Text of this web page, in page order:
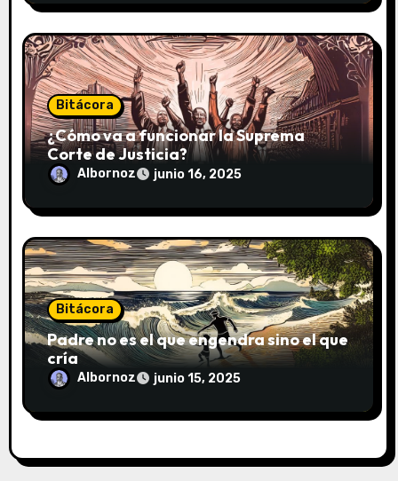
Bitácora
¿Cómo va a funcionar la Suprema
Corte de Justicia?
Albornoz junio 16, 2025
Bitácora
Padre no es el que engendra sino el que
cría
Albornoz junio 15, 2025